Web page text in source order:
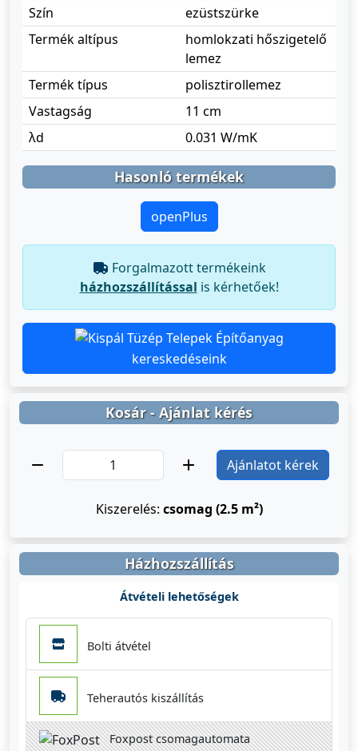
Szín
ezüstszürke
Termék altípus
homlokzati hőszigetelő
lemez
Termék típus
polisztirollemez
Vastagság
11 cm
λd
0.031 W/mK
Hasonló termékek
openPlus
Forgalmazott termékeink
házhozszállítással is kérhetőek!
Építőanyag
kereskedéseink
Kosár - Ajánlat kérés
Ajánlatot kérek
Kiszerelés: csomag (2.5 m²)
Házhozszállítás
Átvételi lehetőségek
Bolti átvétel
Teherautós kiszállítás
Foxpost csomagautomata